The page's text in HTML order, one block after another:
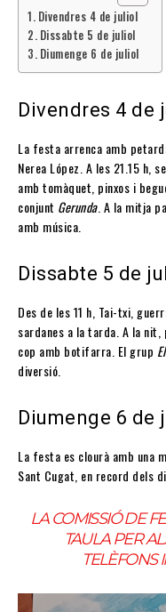
Divendres 4 de juliol
Dissabte 5 de juliol
Diumenge 6 de juliol
Divendres 4 de
La festa arrenca amb
Nerea López. A les 21.15 h,
amb tomàquet, pinxos i
conjunt Gerunda. A la mitja
amb música.
Dissabte 5 de
Des de les 11 h, Tai-txi,
sardanes a la tarda. A la
cop amb botifarra. El grup
diversió.
Diumenge 6 de
La festa es clourà amb una
Sant Cugat, en record dels
LA COMISSIÓ DE
TAULA PER
TELÈFONS